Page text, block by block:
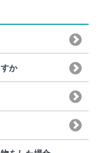
か